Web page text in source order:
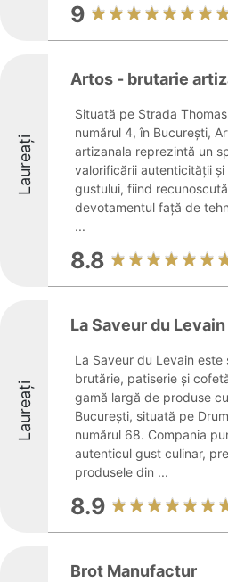
9
Laureați
Artos - brutarie
Situată pe Strada
numărul 4, în București,
artizanala reprezintă un
valorificării autenticității și
gustului, fiind
devotamentul față de
...
8.8
Laureați
La Saveur du Levain
La Saveur du Levain este
brutărie, patiserie și
gamă largă de produse
București, situată pe
numărul 68. Compania
autenticul gust culinar,
produsele din ...
8.9
Brot Manufactur